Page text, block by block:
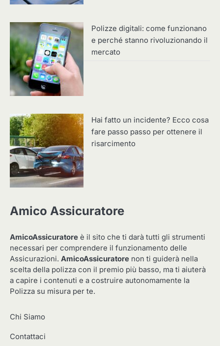
Polizze digitali: come funzionano
e perché stanno rivoluzionando il
mercato
Hai fatto un incidente? Ecco cosa
fare passo passo per ottenere il
risarcimento
Amico Assicuratore
AmicoAssicuratore è il sito che ti darà tutti gli strumenti
necessari per comprendere il funzionamento delle
Assicurazioni. AmicoAssicuratore non ti guiderà nella
scelta della polizza con il premio più basso, ma ti aiuterà
a capire i contenuti e a costruire autonomamente la
Polizza su misura per te.
Chi Siamo
Contattaci